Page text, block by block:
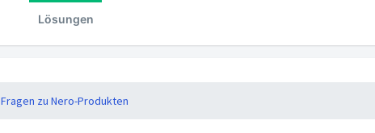
Lösungen
Fragen zu Nero-Produkten